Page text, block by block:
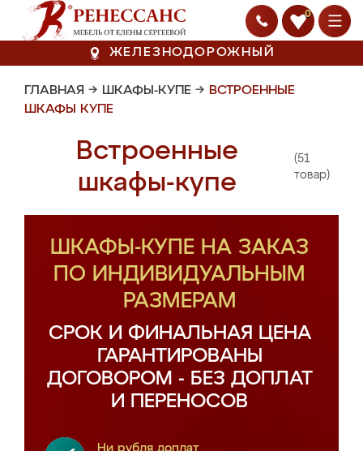
0
ЖЕЛЕЗНОДОРОЖНЫЙ
ГЛАВНАЯ → ШКАФЫ-КУПЕ → ВСТРОЕННЫЕ
ШКАФЫ КУПЕ
Встроенные
шкафы-купе
(51
товар)
ШКАФЫ-КУПЕ НА ЗАКАЗ
ПО ИНДИВИДУАЛЬНЫМ
РАЗМЕРАМ
СРОК И ФИНАЛЬНАЯ ЦЕНА
ГАРАНТИРОВАНЫ
ДОГОВОРОМ - БЕЗ ДОПЛАТ
И ПЕРЕНОСОВ
Ни рубля доплат